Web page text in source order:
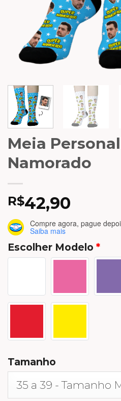
Meia
Namorado
R$42,90
Compre agora, pague
Saiba mais
Escolher Modelo *
Tamanho